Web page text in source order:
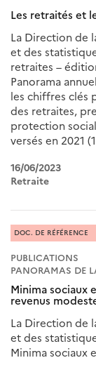
Les retraités et
La Direction de
et des
retraites –
Panorama
les chiffres clés
des retraites,
protection
versés en 2021
16/06/2023
Retraite
PUBLICATIONS
PANORAMAS DE
Minima sociaux
revenus
La Direction de
et des
Minima sociaux
DOC. DE RÉFÉRENCE